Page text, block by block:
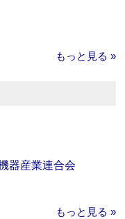
もっと見る »
器産業連合会
もっと見る »